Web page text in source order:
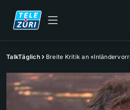
TalkTäglich Breite Kritik an